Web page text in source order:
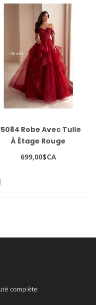
Robe Avec Tulle
À Étage Rouge
699,00$CA
complète